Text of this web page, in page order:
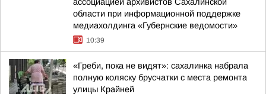
области при информационной поддержке
медиахолдинга «Губернские ведомости»
10:39
«Греби, пока не видят»: сахалинка набрала
полную коляску брусчатки с места ремонта
улицы Крайней